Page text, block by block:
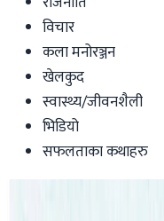
विचार
कला मनोरञ्जन
खेलकुद
स्वास्थ्य/जीवनशैली
भिडियो
सफलताका कथाहरु